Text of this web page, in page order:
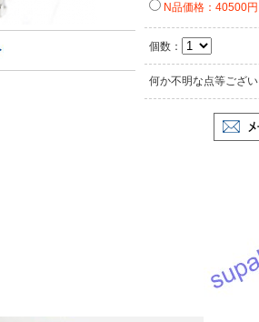
N品価格：40500円
個数：
何か不明な点等ござ